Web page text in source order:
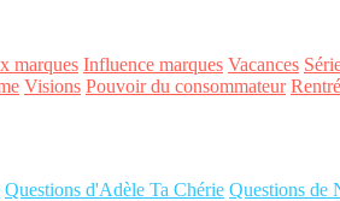
marques Influence marques Vacances
Visions Pouvoir du consommateur
Questions d'Adèle Ta Chérie Questions de